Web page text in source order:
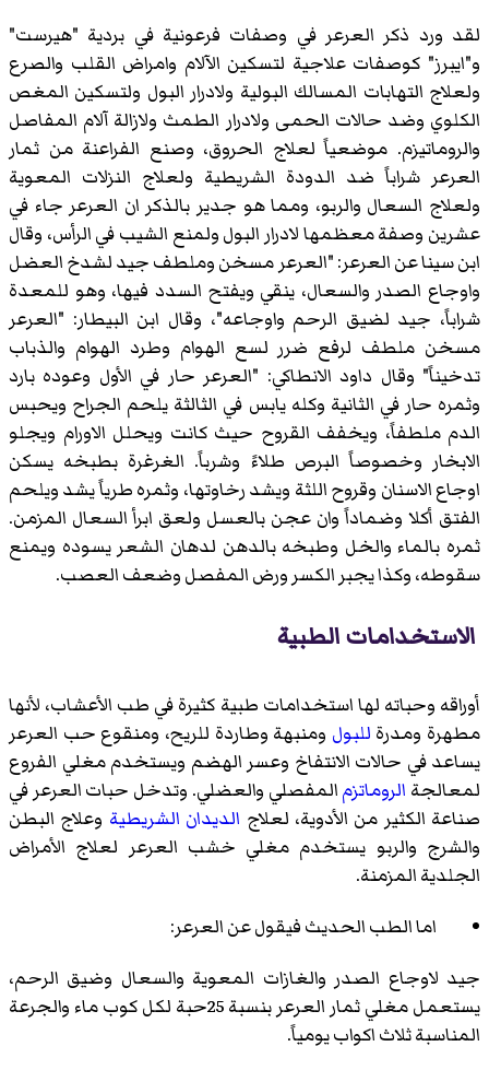
لقد ورد ذكر العرعر في وصفات فرعونية في بردية "هيرست"
و"ايبرز" كوصفات علاجية لتسكين الآلام وامراض القلب والصرع
ولعلاج التهابات المسالك البولية ولادرار البول ولتسكين المغص
الكلوي وضد حالات الحمى ولادرار الطمث ولازالة آلام المفاصل
والروماتيزم. موضعياً لعلاج الحروق، وصنع الفراعنة من ثمار
العرعر شراباً ضد الدودة الشريطية ولعلاج النزلات المعوية
ولعلاج السعال والربو، ومما هو جدير بالذكر ان العرعر جاء في
عشرين وصفة معظمها لادرار البول ولمنع الشيب في الرأس، وقال
ابن سينا عن العرعر: "العرعر مسخن وملطف جيد لشدخ العضل
واوجاع الصدر والسعال، ينقي ويفتح السدد فيها، وهو للمعدة
شراباً، جيد لضيق الرحم واوجاعه"، وقال ابن البيطار: "العرعر
مسخن ملطف لرفع ضرر لسع الهوام وطرد الهوام والذباب
تدخيناً" وقال داود الانطاكي: "العرعر حار في الأول وعوده بارد
وثمره حار في الثانية وكله يابس في الثالثة يلحم الجراح ويحبس
الدم ملطفاً، ويخفف القروح حيث كانت ويحلل الاورام ويجلو
الابخار وخصوصاً البرص طلاءً وشرباً. الغرغرة بطبخه يسكن
اوجاع الاسنان وقروح اللثة ويشد رخاوتها، وثمره طرياً يشد ويلحم
الفتق أكلا وضماداً وان عجن بالعسل ولعق ابرأ السعال المزمن.
ثمره بالماء والخل وطبخه بالدهن لدهان الشعر يسوده ويمنع
سقوطه، وكذا يجبر الكسر ورض المفصل وضعف العصب.
الاستخدامات الطبية
أوراقه وحباته لها استخدامات طبية كثيرة في طب الأعشاب، لأنها
مطهرة ومدرة للبول ومنبهة وطاردة للريح، ومنقوع حب العرعر
يساعد في حالات الانتفاخ وعسر الهضم ويستخدم مغلي الفروع
لمعالجة الروماتزمالمفصلي والعضلي. وتدخل حبات العرعر في
صناعة الكثير من الأدوية، لعلاج الديدان الشريطية وعلاج البطن
والشرج والربو يستخدم مغلي خشب العرعر لعلاج الأمراض
الجلدية المزمنة.
اما الطب الحديث فيقول عن العرعر:
جيد لاوجاع الصدر والغازات المعوية والسعال وضيق الرحم،
يستعمل مغلي ثمار العرعر بنسبة 25حبة لكل كوب ماء والجرعة
المناسبة ثلاث اكواب يومياً.